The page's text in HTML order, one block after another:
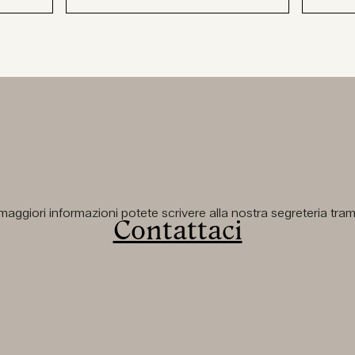
informazioni potete scrivere alla nostra segreteria
Contattaci